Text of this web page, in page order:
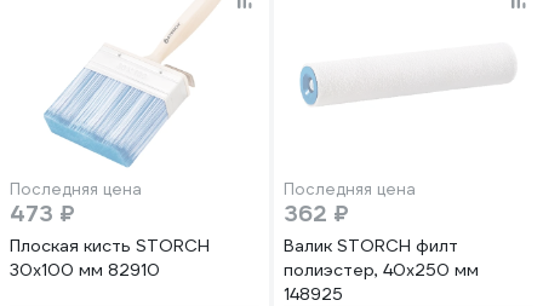
Последняя цена
473 ₽
Плоская кисть STORCH
30х100 мм 82910
Последняя цена
362 ₽
Валик STORCH филт
полиэстер, 40х250 мм
148925